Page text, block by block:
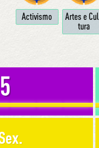
Ac­ti­vis­mo
Ar­tes e
tu­ra